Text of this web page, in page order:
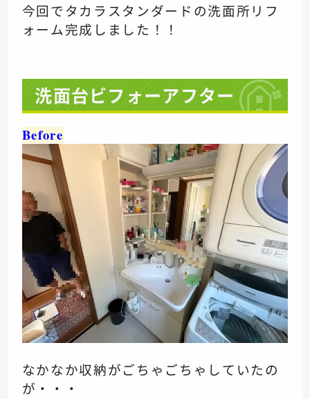
今回でタカラスタンダードの洗面所リフ
ォーム完成しました！！
洗面台ビフォーアフター
Before
なかなか収納がごちゃごちゃしていたの
が・・・